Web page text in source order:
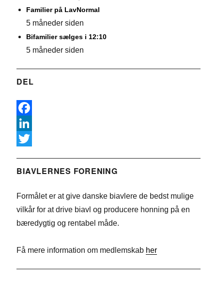
Familier på LavNormal
5 måneder siden
Bifamilier sælges i 12:10
5 måneder siden
DEL
F
a
e
o
L
n
e
n
w
t
r
BIAVLERNES FORENING
Formålet er at give danske biavlere de bedst mulige
vilkår for at drive biavl og producere honning på en
bæredygtig og rentabel måde.
Få mere information om medlemskab her